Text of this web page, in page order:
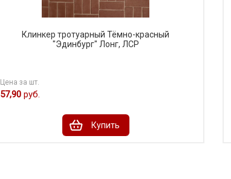
Клинкер тротуарный Тёмно-красный
"Эдинбург" Лонг, ЛСР
Цена за шт.
57,90 руб.
Купить